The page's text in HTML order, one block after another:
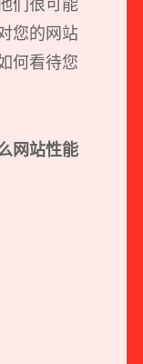
们很可能
您的网站
何看待您
网站性能